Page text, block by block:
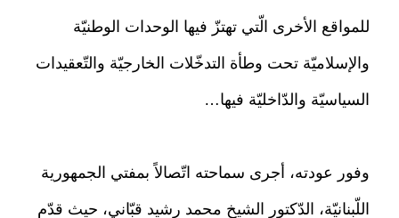
للمواقع الأخرى الّتي تهتزّ فيها الوحدات الوطنيّة
والإسلاميّة تحت وطأة التدخّلات الخارجيّة والتّعقيدات
السياسيّة والدّاخليّة فيها…
وفور عودته، أجرى سماحته اتّصالاً بمفتي الجمهورية
اللّبنانيّة، الدّكتور الشيخ محمد رشيد قبّاني، حيث قدّم